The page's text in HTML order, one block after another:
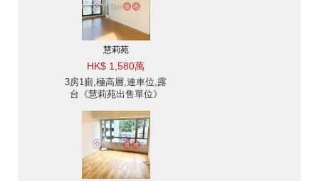
慧莉苑
HK$ 1,580萬
3房1廁,極高層,連車位,露
台《慧莉苑出售單位》